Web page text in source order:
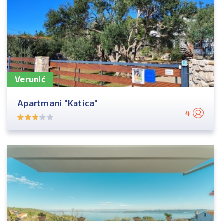
Verunić
Apartmani "Katica"
4